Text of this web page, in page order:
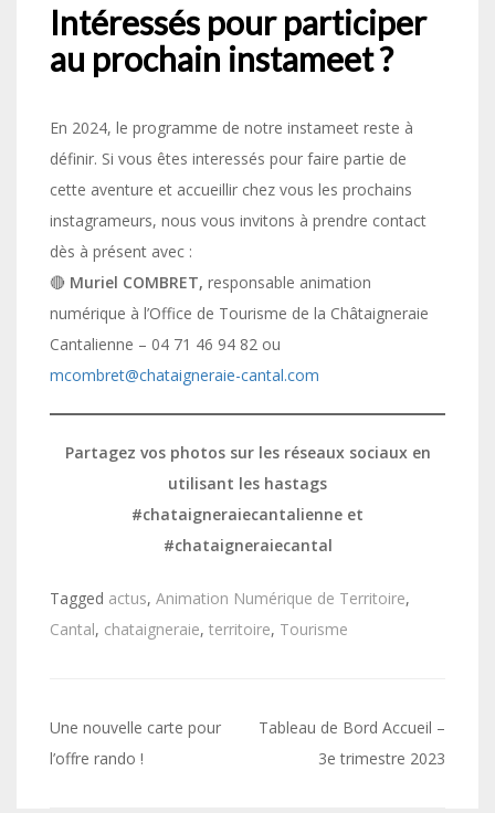
Intéressés pour participer
au prochain instameet ?
En 2024, le programme de notre instameet reste à
définir. Si vous êtes interessés pour faire partie de
cette aventure et accueillir chez vous les prochains
instagrameurs, nous vous invitons à prendre contact
dès à présent avec :
🔴 Muriel COMBRET, responsable animation
numérique à l’Office de Tourisme de la Châtaigneraie
Cantalienne – 04 71 46 94 82 ou
mcombret@chataigneraie-cantal.com
Partagez vos photos sur les réseaux sociaux en
utilisant les hastags
#chataigneraiecantalienne et
#chataigneraiecantal
Tagged actus, Animation Numérique de Territoire,
Cantal, chataigneraie, territoire, Tourisme
Navigation
de
Une nouvelle carte pour
l’offre rando !
Tableau de Bord Accueil –
3e trimestre 2023